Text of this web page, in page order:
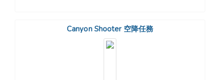
Canyon Shooter 空降任務